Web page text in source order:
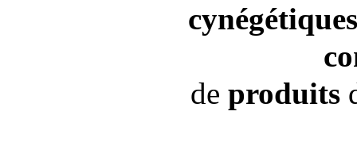
cynégétiques
de produits